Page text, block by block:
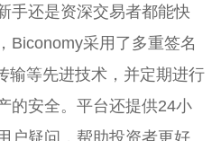
手还是资深交易者都能快
Biconomy采用了多重签名
输等先进技术，并定期进行
的安全。平台还提供24小
户疑问，帮助投资者更好